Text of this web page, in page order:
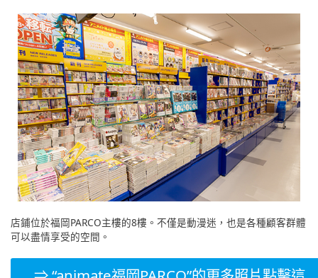
店鋪位於福岡PARCO主樓的8樓。不僅是動漫迷，也是各種顧客群體
可以盡情享受的空間。